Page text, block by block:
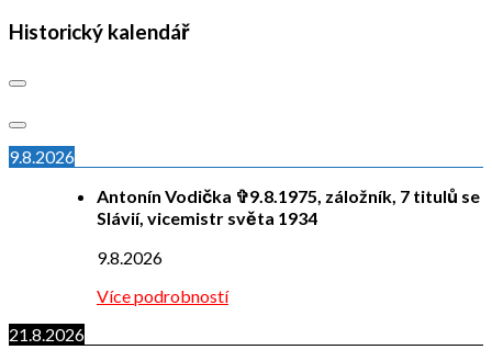
Historický kalendář
9.8.2026
Antonín Vodička ✞9.8.1975, záložník, 7 titulů se
Slávií, vicemistr světa 1934
9.8.2026
Více podrobností
21.8.2026